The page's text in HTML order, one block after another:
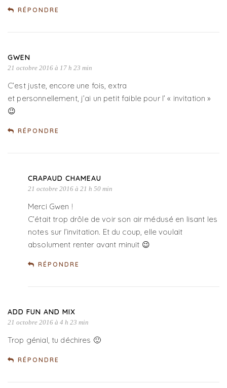
RÉPONDRE
GWEN
21 octobre 2016 à 17 h 23 min
C’est juste, encore une fois, extra
et personnellement, j’ai un petit faible pour l’ « invitation »
😉
RÉPONDRE
CRAPAUD CHAMEAU
21 octobre 2016 à 21 h 50 min
Merci Gwen !
C’était trop drôle de voir son air médusé en lisant les
notes sur l’invitation. Et du coup, elle voulait
absolument renter avant minuit 😉
RÉPONDRE
ADD FUN AND MIX
21 octobre 2016 à 4 h 23 min
Trop génial, tu déchires 🙂
RÉPONDRE